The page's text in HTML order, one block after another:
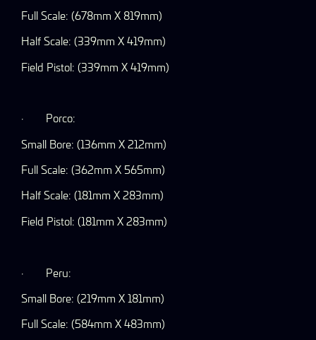
Full Scale: (678mm X 819mm)
Half Scale: (339mm X 419mm)
Field Pistol: (339mm X 419mm)
· Porco:
Small Bore: (136mm X 212mm)
Full Scale: (362mm X 565mm)
Half Scale: (181mm X 283mm)
Field Pistol: (181mm X 283mm)
· Peru:
Small Bore: (219mm X 181mm)
Full Scale: (584mm X 483mm)